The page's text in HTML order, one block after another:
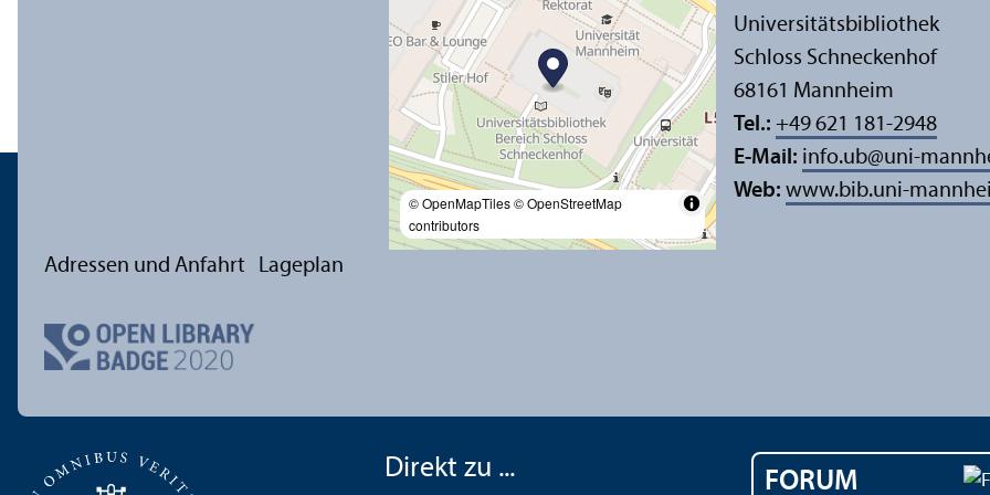
© OpenMapTiles© OpenStreetMap
contributors
Universitäts­bibliothek
Schloss Schneckenhof
68161 Mannheim
Tel.: +49 621 181-2948
E-Mail: info.ub@uni-
Web: www.bib.uni-
Adressen und Anfahrt Lageplan
Direkt zu ... FORUM